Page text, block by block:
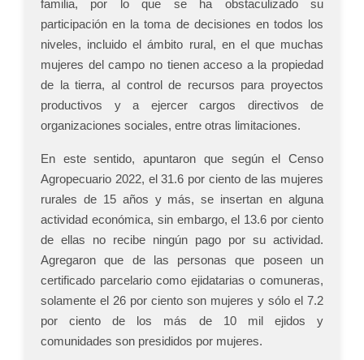
familia, por lo que se ha obstaculizado su
participación en la toma de decisiones en todos los
niveles, incluido el ámbito rural, en el que muchas
mujeres del campo no tienen acceso a la propiedad
de la tierra, al control de recursos para proyectos
productivos y a ejercer cargos directivos de
organizaciones sociales, entre otras limitaciones.
En este sentido, apuntaron que según el Censo
Agropecuario 2022, el 31.6 por ciento de las mujeres
rurales de 15 años y más, se insertan en alguna
actividad económica, sin embargo, el 13.6 por ciento
de ellas no recibe ningún pago por su actividad.
Agregaron que de las personas que poseen un
certificado parcelario como ejidatarias o comuneras,
solamente el 26 por ciento son mujeres y sólo el 7.2
por ciento de los más de 10 mil ejidos y
comunidades son presididos por mujeres.